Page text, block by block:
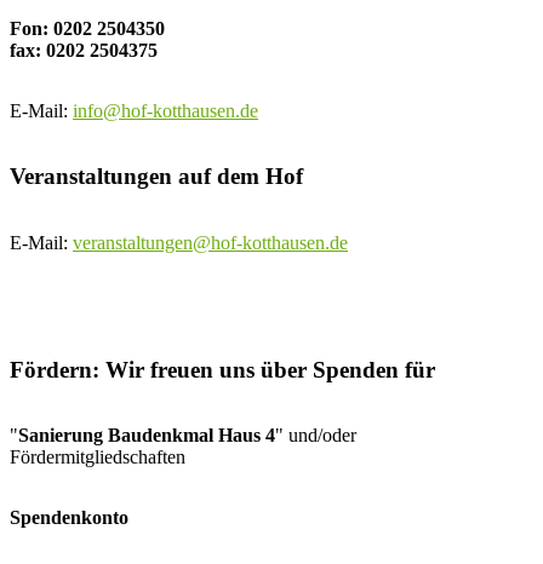
Fon: 0202 2504350
fax: 0202 2504375
E-Mail: info@hof-kotthausen.de
Veranstaltungen auf dem Hof
E-Mail: veranstaltungen@hof-kotthausen.de
Fördern: Wir freuen uns über Spenden für
"Sanierung Baudenkmal Haus 4" und/oder
Fördermitgliedschaften
Spendenkonto